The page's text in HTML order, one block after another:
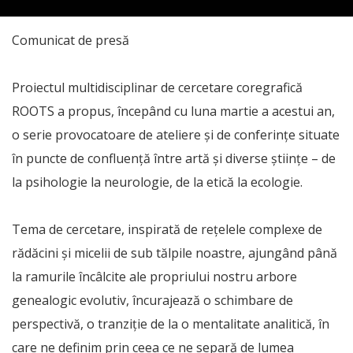
Comunicat de presă
Proiectul multidisciplinar de cercetare coregrafică
ROOTS a propus, începând cu luna martie a acestui an,
o serie provocatoare de ateliere și de conferințe situate
în puncte de confluență între artă și diverse științe – de
la psihologie la neurologie, de la etică la ecologie.
Tema de cercetare, inspirată de rețelele complexe de
rădăcini și micelii de sub tălpile noastre, ajungând până
la ramurile încâlcite ale propriului nostru arbore
genealogic evolutiv, încurajează o schimbare de
perspectivă, o tranziție de la o mentalitate analitică, în
care ne definim prin ceea ce ne separă de lumea